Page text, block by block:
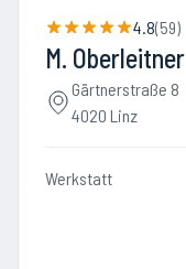
4.8(59)
M. Oberleitner
Gärtnerstraße 8
4020 Linz
Werkstatt